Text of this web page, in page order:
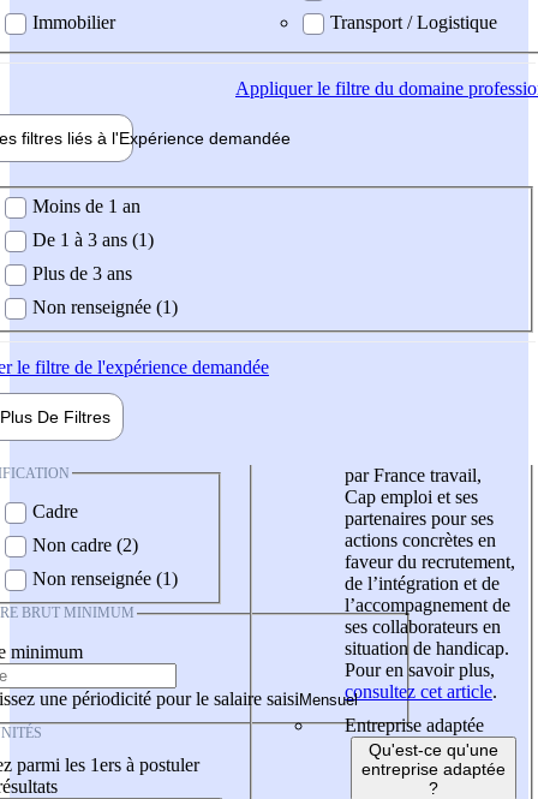
Immobilier
Transport / Logistique
Appliquerle filtre du domaine
filtres liés à l'Expérience demandée
demandée
Moins de 1 an
De 1 à 3 ans (1)
Plus de 3 ans
Non renseignée (1)
le filtre de l'expérience demandée
Plus De Filtres
Cadre
Non cadre (2)
Non renseignée (1)
BRUT MINIMUM
minimum
une périodicité pour le salaire saisi
parmi les 1ers à postuler
par France travail,
Cap emploi et ses
partenaires pour ses
actions concrètes en
faveur du recrutement,
de l’intégration et de
l’accompagnement de
ses collaborateurs en
situation de handicap.
Pour en savoir plus,
consultez cet article.
Entreprise adaptée
Qu'est-ce qu'une
entreprise adaptée
?